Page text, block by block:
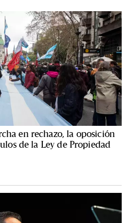
en rechazo, la oposición
de la Ley de Propiedad